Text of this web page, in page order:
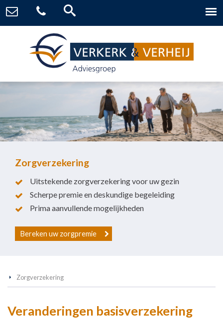
Zorgverzekering
Uitstekende zorgverzekering voor uw gezin
Scherpe premie en deskundige begeleiding
Prima aanvullende mogelijkheden
Bereken uw zorgpremie
Zorgverzekering
Veranderingen basisverzekering